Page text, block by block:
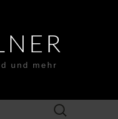
und mehr
Suchen